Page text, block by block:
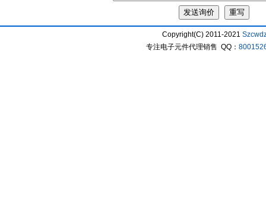
Copyright(C) 2011-2021
专注电子元件代理销售 QQ：